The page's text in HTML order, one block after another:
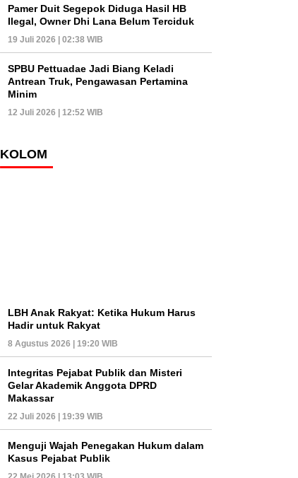
Pamer Duit Segepok Diduga Hasil HB
Ilegal, Owner Dhi Lana Belum Terciduk
19 Juli 2026 | 02:38 WIB
SPBU Pettuadae Jadi Biang Keladi
Antrean Truk, Pengawasan Pertamina
Minim
12 Juli 2026 | 12:52 WIB
KOLOM
LBH Anak Rakyat: Ketika Hukum Harus
Hadir untuk Rakyat
8 Agustus 2026 | 19:20 WIB
Integritas Pejabat Publik dan Misteri
Gelar Akademik Anggota DPRD
Makassar
22 Juli 2026 | 19:39 WIB
Menguji Wajah Penegakan Hukum dalam
Kasus Pejabat Publik